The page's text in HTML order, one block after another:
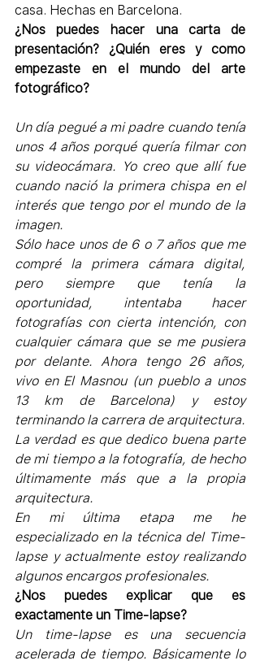
casa. Hechas en Barcelona.
¿Nos puedes hacer una carta de
presentación? ¿Quién eres y como
empezaste en el mundo del arte
fotográfico?
Un día pegué a mi padre cuando tenía
unos 4 años porqué quería filmar con
su videocámara. Yo creo que allí fue
cuando nació la primera chispa en el
interés que tengo por el mundo de la
imagen.
Sólo hace unos de 6 o 7 años que me
compré la primera cámara digital,
pero siempre que tenía la
oportunidad, intentaba hacer
fotografías con cierta intención, con
cualquier cámara que se me pusiera
por delante. Ahora tengo 26 años,
vivo en El Masnou (un pueblo a unos
13 km de Barcelona) y estoy
terminando la carrera de arquitectura.
La verdad es que dedico buena parte
de mi tiempo a la fotografía, de hecho
últimamente más que a la propia
arquitectura.
En mi última etapa me he
especializado en la técnica del Time-
lapse y actualmente estoy realizando
algunos encargos profesionales.
¿Nos puedes explicar que es
exactamente un Time-lapse?
Un time-lapse es una secuencia
acelerada de tiempo. Básicamente lo